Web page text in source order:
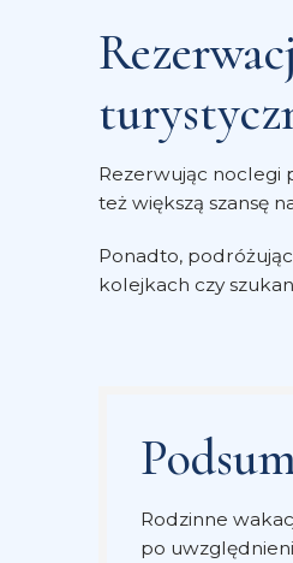
Rezerwując noclegi
też większą szansę
Ponadto,
kolejkach czy
Rodzinne
po